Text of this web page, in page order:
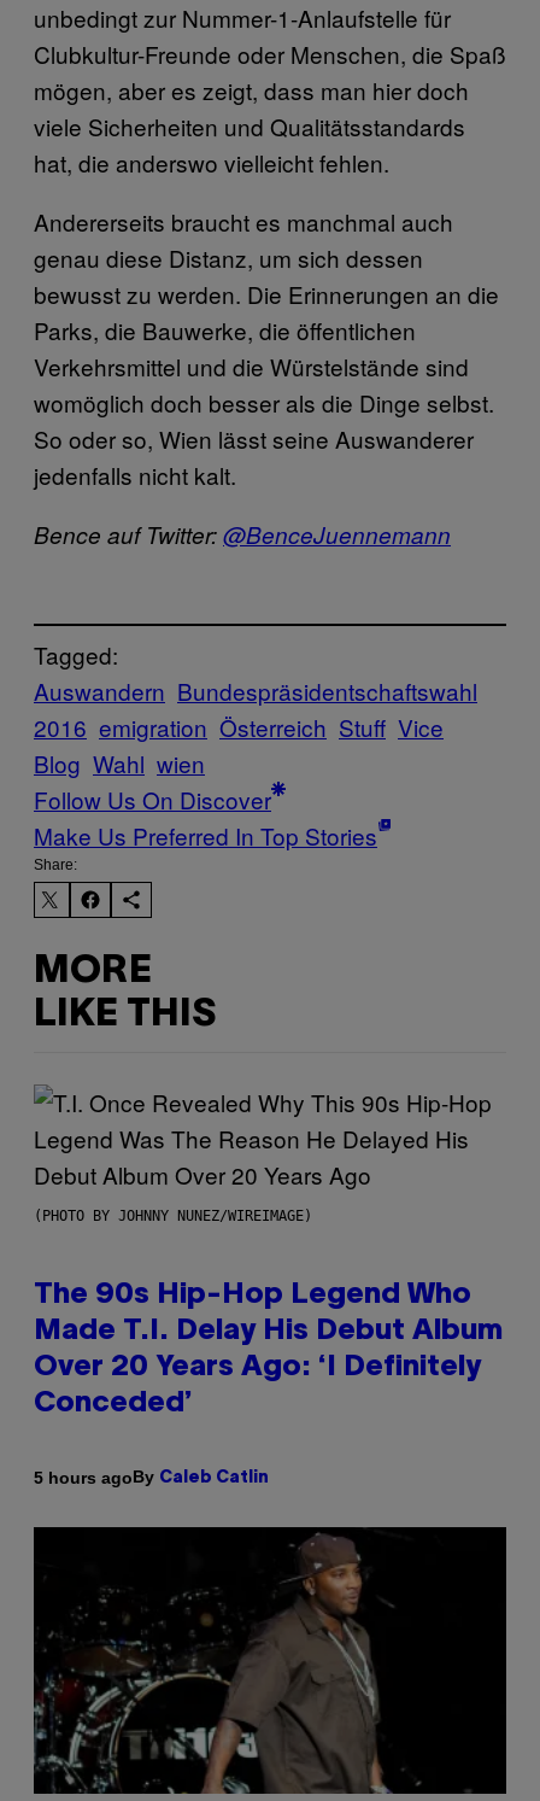
unbedingt zur Nummer-1-Anlaufstelle für
Clubkultur-Freunde oder Menschen, die Spaß
mögen, aber es zeigt, dass man hier doch
viele Sicherheiten und Qualitätsstandards
hat, die anderswo vielleicht fehlen.
Andererseits braucht es manchmal auch
genau diese Distanz, um sich dessen
bewusst zu werden. Die Erinnerungen an die
Parks, die Bauwerke, die öffentlichen
Verkehrsmittel und die Würstelstände sind
womöglich doch besser als die Dinge selbst.
So oder so, Wien lässt seine Auswanderer
jedenfalls nicht kalt.
Bence auf Twitter:@BenceJuennemann
Tagged:
Auswandern Bundespräsidentschaftswahl
2016 emigration Österreich Stuff Vice
Blog Wahl wien
Follow Us On Discover
Make Us Preferred In Top Stories
Share:
MORE
LIKE THIS
(PHOTO BY JOHNNY NUNEZ/WIREIMAGE)
The 90s Hip-Hop Legend Who
Made T.I. Delay His Debut Album
Over 20 Years Ago: ‘I Definitely
Conceded’
5 hours agoBy Caleb Catlin